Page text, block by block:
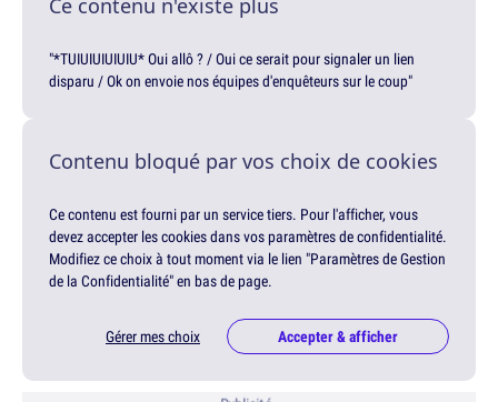
Ce contenu n'existe plus
"*TUIUIUIUIUIU* Oui allô ? / Oui ce serait pour signaler un lien
disparu / Ok on envoie nos équipes d'enquêteurs sur le coup"
Contenu bloqué par vos choix de cookies
Ce contenu est fourni par un service tiers. Pour l'afficher, vous
devez accepter les cookies dans vos paramètres de confidentialité.
Modifiez ce choix à tout moment via le lien "Paramètres de Gestion
de la Confidentialité" en bas de page.
Gérer mes choix Accepter & afficher